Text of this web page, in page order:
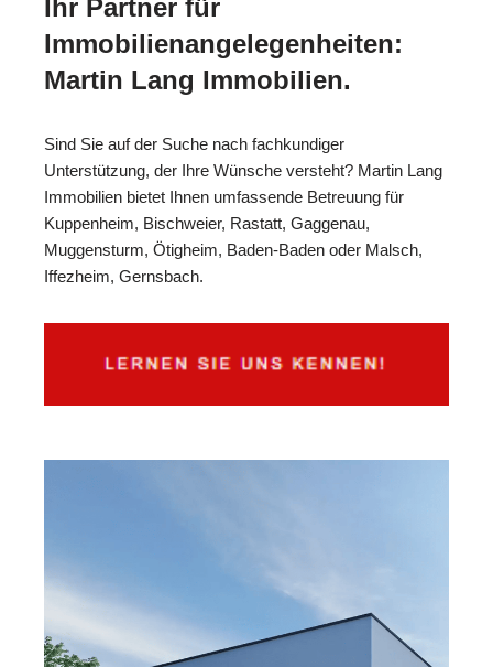
Ihr Partner für
Immobilienangelegenheiten:
Martin Lang Immobilien.
Sind Sie auf der Suche nach fachkundiger
Unterstützung, der Ihre Wünsche versteht? Martin Lang
Immobilien bietet Ihnen umfassende Betreuung für
Kuppenheim, Bischweier, Rastatt, Gaggenau,
Muggensturm, Ötigheim, Baden-Baden oder Malsch,
Iffezheim, Gernsbach.